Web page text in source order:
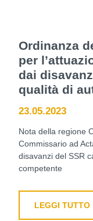
Ordinanza
per
dai
qualità di
23.05.2023
Nota della regione
Commissario ad
disavanzi del SSR
competente
LEGGI TUTTO